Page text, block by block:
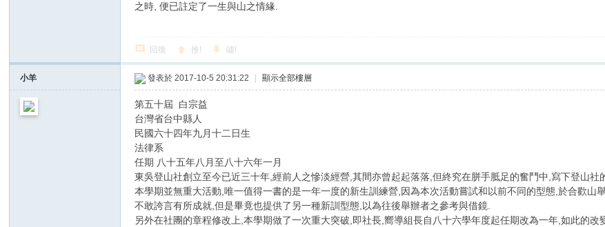
之時, 便已註定了一生與山之情緣.
回復 推! 噓!
小羊 發表於 2017-10-5 20:31:22 顯示全部樓層
第五十屆 白宗益
台灣省台中縣人
民國六十四年九月十二日生
法律系
任期 八十五年八月至八十六年一月
東吳登山社創立至今已近三十年,經前人之慘淡經營,其間亦曾起起落落,但終究在胼手胝足的奮鬥中,寫下登山社
本學期並無重大活動,唯一值得一書的是一年一度的新生訓練營,因為本次活動嘗試和以前不同的型態,於合歡
不敢誇言有所成就,但是畢竟也提供了另一種新訓型態,以為往後舉辦者之參考與借鏡.
另外在社團的章程修改上,本學期做了一次重大突破,即社長,嚮導組長自八十六學年度起任期改為一年,如此的